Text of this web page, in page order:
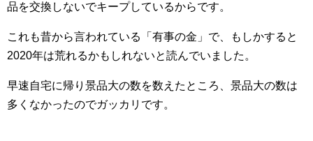
品を交換しないでキープしているからです。
これも昔から言われている「有事の金」で、もしかすると
2020年は荒れるかもしれないと読んでいました。
早速自宅に帰り景品大の数を数えたところ、景品大の数は
多くなかったのでガッカリです。